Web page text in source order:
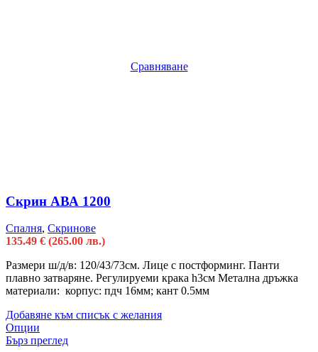
Сравняване
Скрин АВА 1200
Спалня, Скринове
135.49 € (265.00 лв.)
Размери ш/д/в: 120/43/73см. Лице с постформинг. Панти
плавно затваряне. Регулируеми крака h3см Метална дръжка
материали: корпус: пдч 16мм; кант 0.5мм
Добавяне към списък с желания
Опции
Бърз преглед